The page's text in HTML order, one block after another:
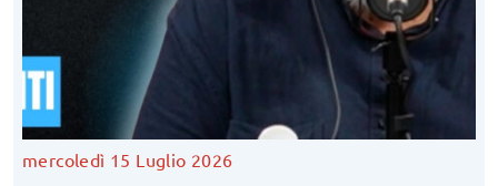
mercoledì 15 Luglio 2026